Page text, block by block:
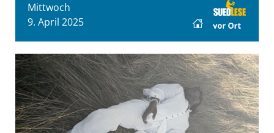
Mittwoch
9. April 2025